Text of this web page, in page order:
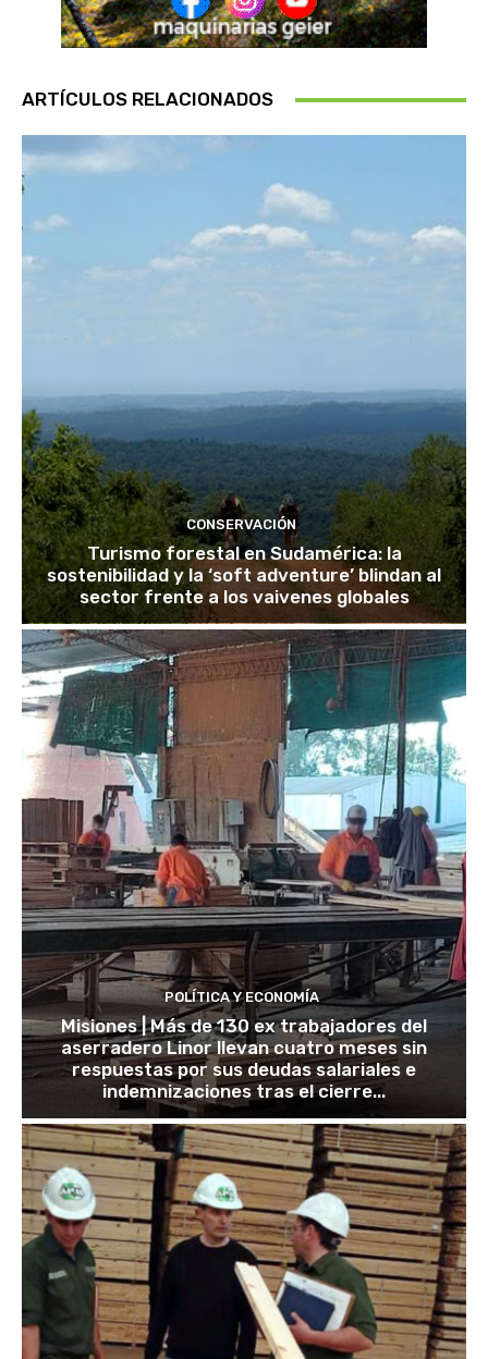
ARTÍCULOS RELACIONADOS
CONSERVACIÓN
Turismo forestal en Sudamérica: la
sostenibilidad y la ‘soft adventure’ blindan al
sector frente a los vaivenes globales
POLÍTICA Y ECONOMÍA
Misiones | Más de 130 ex trabajadores del
aserradero Linor llevan cuatro meses sin
respuestas por sus deudas salariales e
indemnizaciones tras el cierre...